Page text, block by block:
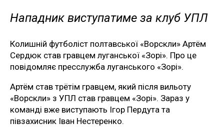
Нападник виступатиме за клуб УПЛ
Колишній футболіст полтавської «Ворскли» Артём
Сердюк став гравцем луганської «Зорі». Про це
повідомляє пресслужба луганського «Зорі».
Артём став трётім гравцем, який після вильоту
«Ворскли» з УПЛ став гравцем «Зорі». Зараз у
команді вже виступають Ігор Пердута та
півзахисник Іван Нестеренко.